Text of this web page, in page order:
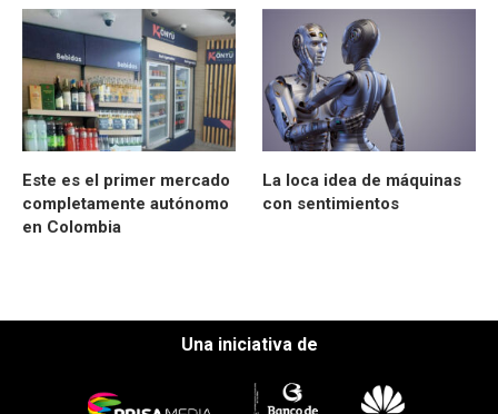
Este es el primer mercado
completamente autónomo
en Colombia
La loca idea de máquinas
con sentimientos
Una iniciativa de